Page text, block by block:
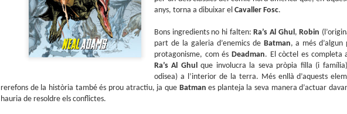
anys, torna a dibuixar el Cavaller Fosc.
Bons ingredients no hi falten:Ra’s Al Ghul,Robin
part de la galeria d’enemics de Batman, a més
protagonisme, com és Deadman. El còctel es completa
Ra’s Al Ghulque involucra la seva pròpia filla (i
odisea) a l’interior de la terra. Més enllà d’aquests
rerefons de la història també és prou atractiu, ja que Batman es planteja la seva manera d’actuar
hauria de resoldre els conflictes.
sobre com la societat contemporània ha transformat
dormir en un bé de consum o, pitjor encara, en un